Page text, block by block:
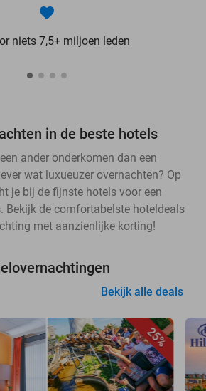
niets 7,5+ miljoen leden
in de beste hotels
ander onderkomen dan een
wat luxueuzer overnachten? Op
je bij de fijnste hotels voor een
Bekijk de comfortabelste hoteldeals
met aanzienlijke korting!
Bekijk alle deals
25%